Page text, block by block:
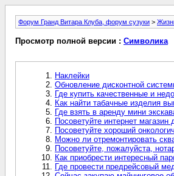
Форум Гранд Витара Клуба, форум сузуки >
Просмотр полной версии : Символика
Наклейки
Обновление дисконтной
Где купить качественные и
Как найти табачные изделия
Где взять в аренду мини
Посоветуйте интернет магазин
Посоветуйте хороший
Можно ли отремонтировать
Посоветуйте, пожалуйста,
Как приобрести интересный
Где провести предрейсовый